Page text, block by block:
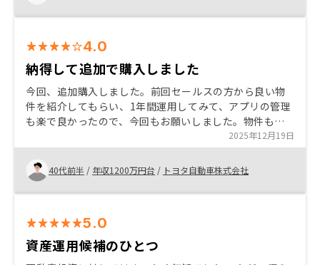
4.0
納得して追加で購入しました
今回、追加購入しました。前回セールスの方から良い物
件を紹介してもらい、1年間運用してみて、アプリの管理
も楽で良かったので、今回もお願いしました。物件もリ
スクの範囲内で、ロケーションも良さそうだったので購
入を決めました。
2025年12月19日
40代前半 / 年収1200万円台 / トヨタ自動車株式会社
5.0
資産運用候補のひとつ